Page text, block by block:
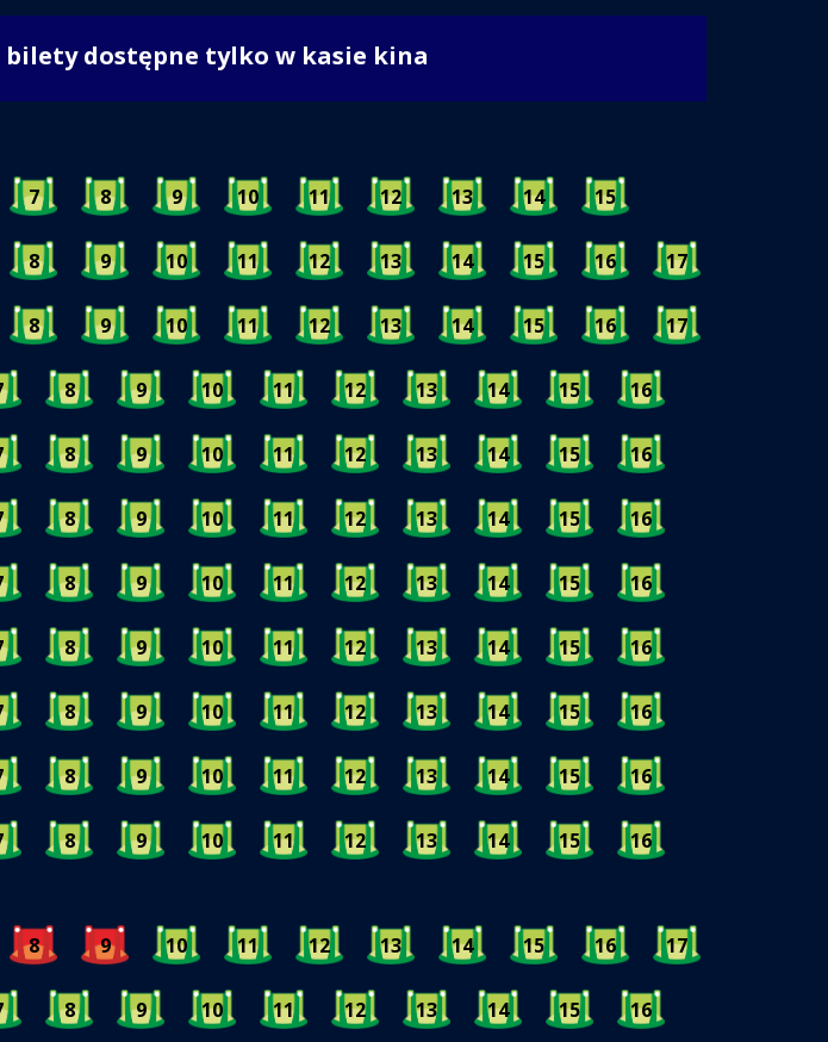
bilety dostępne tylko w kasie kina
7 8 9 10 11 12 13 14
15
8 9 10 11 12 13 14 15 16
17
8 9 10 11 12 13 14 15 16
17
8 9 10 11 12 13 14 15
16
8 9 10 11 12 13 14 15
16
8 9 10 11 12 13 14 15
16
8 9 10 11 12 13 14 15
16
8 9 10 11 12 13 14 15
16
8 9 10 11 12 13 14 15
16
8 9 10 11 12 13 14 15
16
8 9 10 11 12 13 14 15 16
8 9 10 11 12 13 14 15 16
17
8 9 10 11 12 13 14 15
16